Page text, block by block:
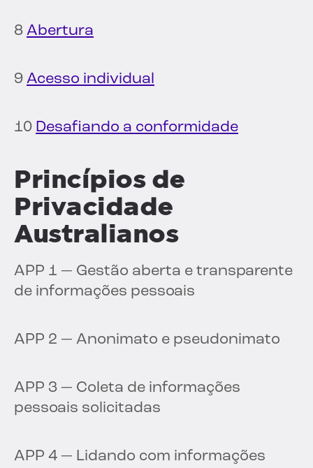
8 Abertura
9 Acesso individual
10 Desafiando a conformidade
Princípios de
Privacidade
Australianos
APP 1 — Gestão aberta e transparente
de informações pessoais
APP 2 — Anonimato e pseudonimato
APP 3 — Coleta de informações
pessoais solicitadas
APP 4 — Lidando com informações